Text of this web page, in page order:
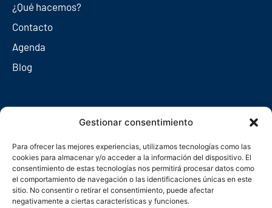
Gestionar consentimiento
Para ofrecer las mejores experiencias, utilizamos tecnologías como las
cookies para almacenar y/o acceder a la información del dispositivo. El
consentimiento de estas tecnologías nos permitirá procesar datos como
el comportamiento de navegación o las identificaciones únicas en este
sitio. No consentir o retirar el consentimiento, puede afectar
negativamente a ciertas características y funciones.
¿Qué hacemos?
Contacto
Agenda
Blog
Redes sociales